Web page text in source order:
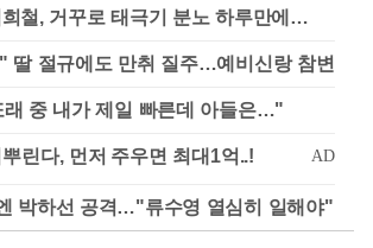
철, 거꾸로 태극기 분노 하루만에…
딸 절규에도 만취 질주…예비신랑 참변
래 중 내가 제일 빠른데 아들은…"
박하선 공격…"류수영 열심히 일해야"